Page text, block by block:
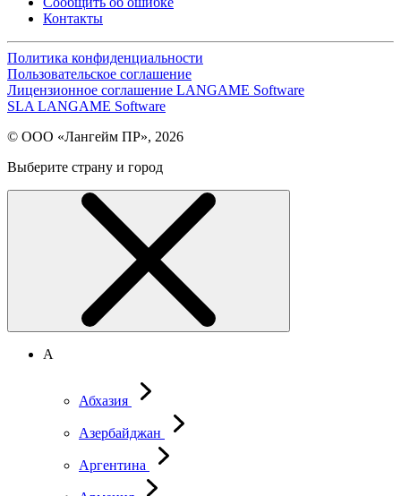
Контакты
Политика конфиденциальности
Пользовательское соглашение
Лицензионное соглашение LANGAME Software
SLA LANGAME Software
© ООО «Лангейм ПР», 2026
Выберите страну и город
А
Абхазия
Азербайджан
Аргентина